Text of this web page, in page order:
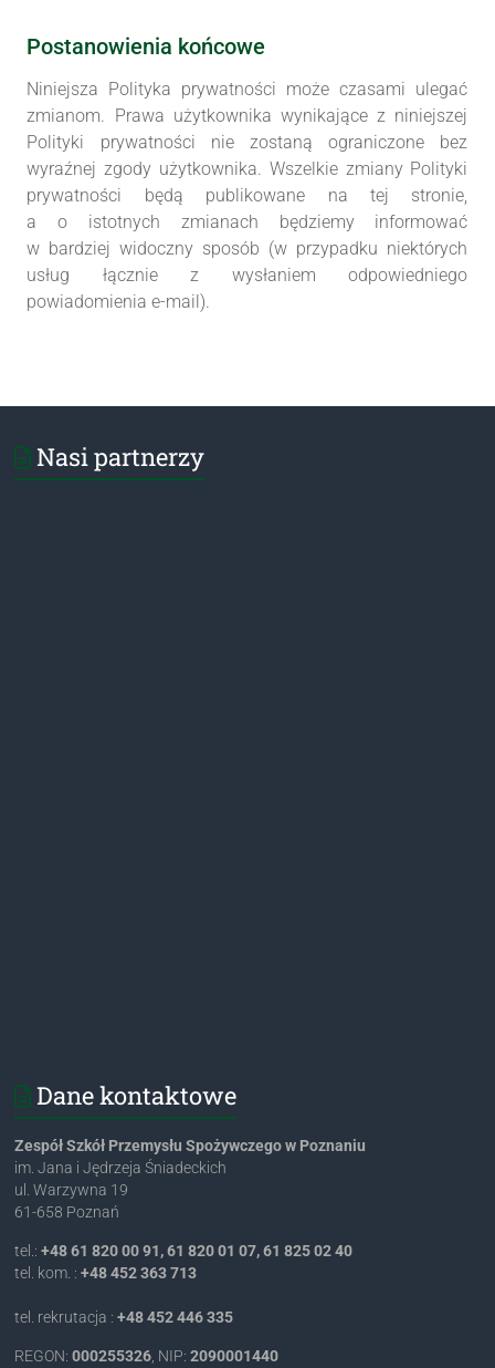
Postanowienia końcowe
Niniejsza Polityka prywatności może czasami ulegać
zmianom. Prawa użytkownika wynikające z niniejszej
Polityki prywatności nie zostaną ograniczone bez
wyraźnej zgody użytkownika. Wszelkie zmiany Polityki
prywatności będą publikowane na tej stronie,
a o istotnych zmianach będziemy informować
w bardziej widoczny sposób (w przypadku niektórych
usług łącznie z wysłaniem odpowiedniego
powiadomienia e-mail).
Nasi partnerzy
Dane kontaktowe
Zespół Szkół Przemysłu Spożywczego w Poznaniu
im. Jana i Jędrzeja Śniadeckich
ul. Warzywna 19
61-658 Poznań
tel.:+48 61 820 00 91, 61 820 01 07, 61 825 02 40
tel. kom. :+48 452 363 713
tel. rekrutacja :+48 452 446 335
REGON:000255326 , NIP:2090001440